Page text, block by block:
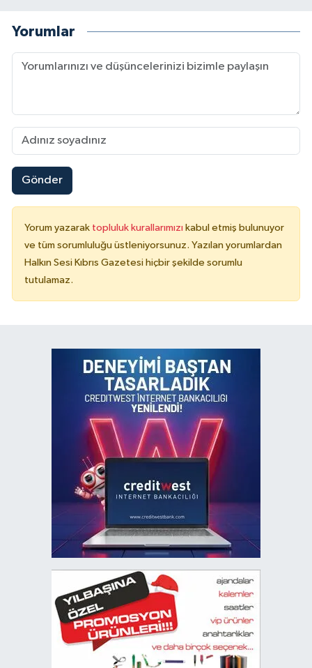
Yorumlar
Gönder
Yorum yazarak topluluk kurallarımızı kabul etmiş bulunuyor
ve tüm sorumluluğu üstleniyorsunuz. Yazılan yorumlardan
Halkın Sesi Kıbrıs Gazetesi hiçbir şekilde sorumlu
tutulamaz.